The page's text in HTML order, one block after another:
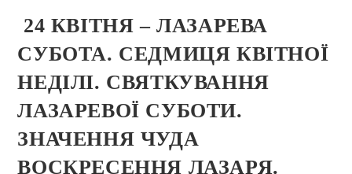
24 КВІТНЯ – ЛАЗАРЕВА
СУБОТА. СЕДМИЦЯ КВІТНОЇ
НЕДІЛІ. СВЯТКУВАННЯ
ЛАЗАРЕВОЇ СУБОТИ.
ЗНАЧЕННЯ ЧУДА
ВОСКРЕСЕННЯ ЛАЗАРЯ.